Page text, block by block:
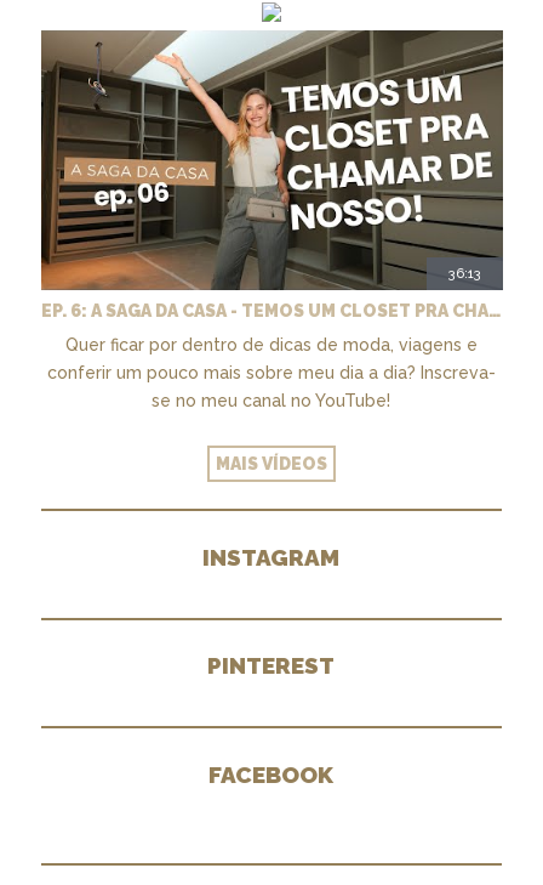
36:13
EP. 6: A SAGA DA CASA - TEMOS UM CLOSET PRA CHAMAR DE NOSSO + MARCENARIA E PAISAGISMO
Quer ficar por dentro de dicas de moda, viagens e
conferir um pouco mais sobre meu dia a dia? Inscreva-
se no meu canal no YouTube!
MAIS VÍDEOS
INSTAGRAM
PINTEREST
FACEBOOK